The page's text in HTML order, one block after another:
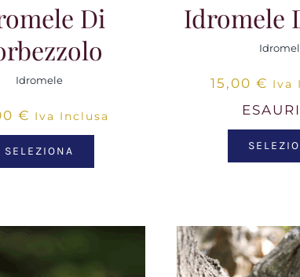
Di
Idromele
€ Iva Inclusa
SELEZIONA
Idromele
15,00 € Iva